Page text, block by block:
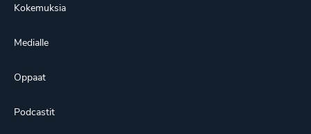
Kokemuksia
Medialle
Oppaat
Podcastit